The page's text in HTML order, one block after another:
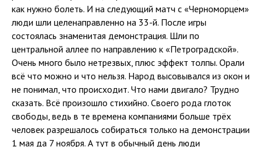
как нужно болеть. И на следующий матч с «Черноморцем»
люди шли целенаправленно на 33-й. После игры
состоялась знаменитая демонстрация. Шли по
центральной аллее по направлению к «Петроградской».
Очень много было нетрезвых, плюс эффект толпы. Орали
всё что можно и что нельзя. Народ высовывался из окон и
не понимал, что происходит. Что нами двигало? Трудно
сказать. Всё произошло стихийно. Своего рода глоток
свободы, ведь в те времена компаниями больше трёх
человек разрешалось собираться только на демонстрации
1 мая да 7 ноября. А тут в обычный день люди